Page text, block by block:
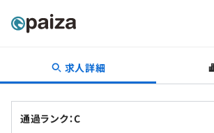
転職・キャリア求人詳細
通過ランク：C